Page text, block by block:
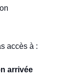
accès à :
arrivée